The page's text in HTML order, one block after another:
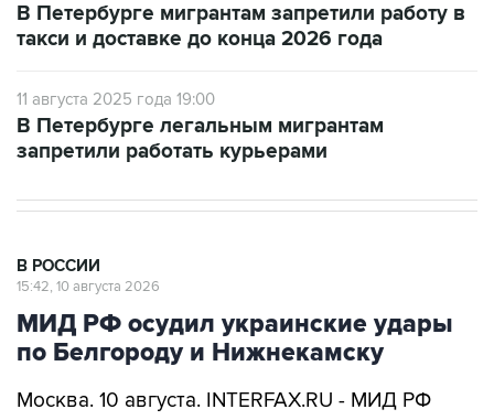
В Петербурге мигрантам запретили работу в
такси и доставке до конца 2026 года
11 августа 2025 года 19:00
В Петербурге легальным мигрантам
запретили работать курьерами
В РОССИИ
15:42, 10 августа 2026
МИД РФ осудил украинские удары
по Белгороду и Нижнекамску
Москва. 10 августа. INTERFAX.RU - МИД РФ